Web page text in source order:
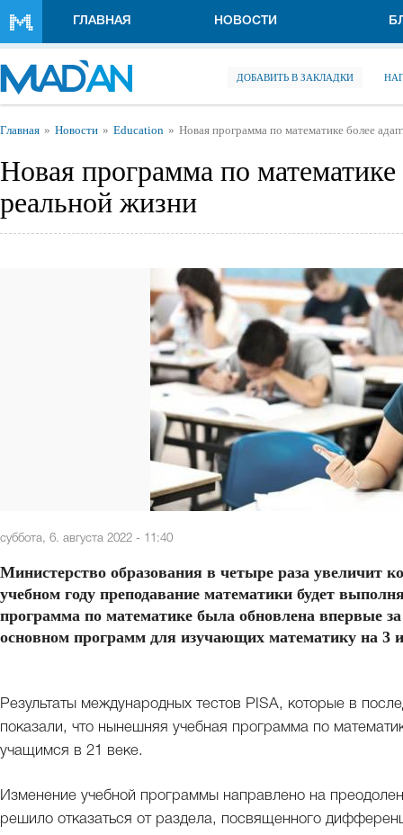
ГЛАВНАЯ НОВОСТИ
ДОБАВИТЬ В ЗАКЛАДКИ
Вы здесь
Главная Новости Education Новая программа по математике более
Новая программа по математике
реальной жизни
суббота, 6. августа 2022 - 11:40
Министерство образования в четыре раза увеличит
учебном году преподавание математики будет
программа по математике была обновлена впервые
основном программ для изучающих математику на 3
Результаты международных тестов PISA, которые в
показали, что нынешняя учебная программа по
учащимся в 21 веке.
Изменение учебной программы направлено на
решило отказаться от раздела, посвященного